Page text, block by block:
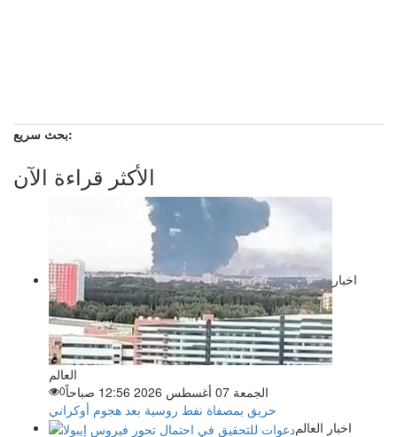
بحث سريع:
الأكثر قراءة الآن
اخبار
العالم
الجمعة 07 أغسطس 2026 12:56 صباحاً
0
حريق بمصفاة نفط روسية بعد هجوم أوكراني
اخبار العالم